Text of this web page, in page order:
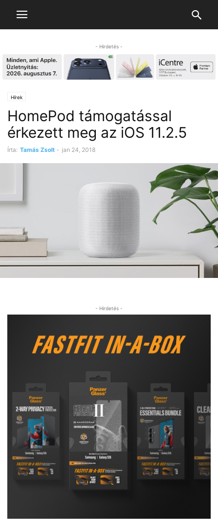
- Hirdetés -
Hírek
HomePod támogatással
érkezett meg az iOS 11.2.5
Írta: Tamás Zsolt - jan 24, 2018
- Hirdetés -